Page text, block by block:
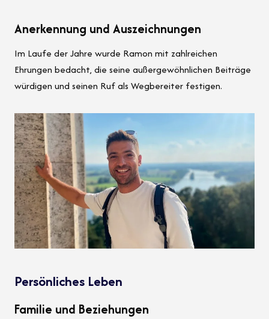
Anerkennung und Auszeichnungen
Im Laufe der Jahre wurde Ramon mit zahlreichen
Ehrungen bedacht, die seine außergewöhnlichen Beiträge
würdigen und seinen Ruf als Wegbereiter festigen.
Persönliches Leben
Familie und Beziehungen